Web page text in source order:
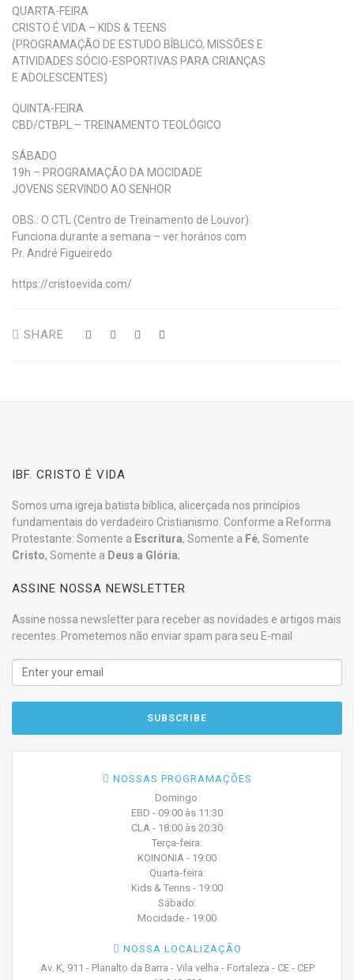
QUARTA-FEIRA
CRISTO É VIDA – KIDS & TEENS
(PROGRAMAÇÃO DE ESTUDO BÍBLICO, MISSÕES E
ATIVIDADES SÓCIO-ESPORTIVAS PARA CRIANÇAS
E ADOLESCENTES)
QUINTA-FEIRA
CBD/CTBPL – TREINAMENTO TEOLÓGICO
SÁBADO
19h – PROGRAMAÇÃO DA MOCIDADE
JOVENS SERVINDO AO SENHOR
OBS.: O CTL (Centro de Treinamento de Louvor)
Funciona durante a semana – ver horários com
Pr. André Figueiredo
https://cristoevida.com/
SHARE
IBF. CRISTO É VIDA
Somos uma igreja batista bíblica, alicerçada nos princípios
fundamentais do verdadeiro Cristianismo. Conforme a Reforma
Protestante: Somente a Escritura, Somente a Fé, Somente
Cristo, Somente a Deus a Glória;
ASSINE NOSSA NEWSLETTER
Assine nossa newsletter para receber as novidades e artigos mais
recentes. Prometemos não enviar spam para seu E-mail
NOSSAS PROGRAMAÇÕES
Domingo:
EBD - 09:00 às 11:30
CLA - 18:00 às 20:30
Terça-feira:
KOINONIA - 19:00
Quarta-feira:
Kids & Tenns - 19:00
Sábado:
Mocidade - 19:00
NOSSA LOCALIZAÇÃO
Av. K, 911 - Planalto da Barra - Vila velha - Fortaleza - CE - CEP